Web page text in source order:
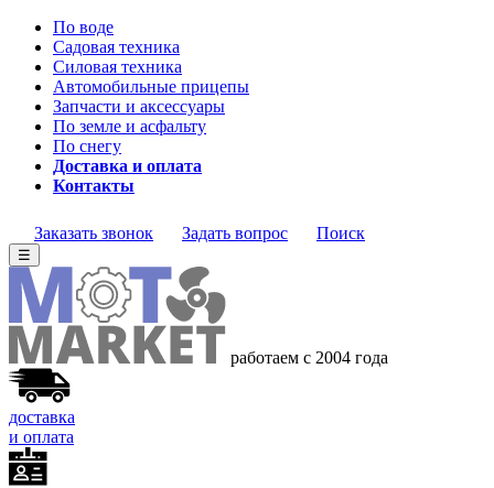
По воде
Садовая техника
Силовая техника
Автомобильные прицепы
Запчасти и аксессуары
По земле и асфальту
По снегу
Доставка и оплата
Контакты
Заказать звонок Задать вопрос Поиск
☰
работаем с 2004 года
доставка
и оплата